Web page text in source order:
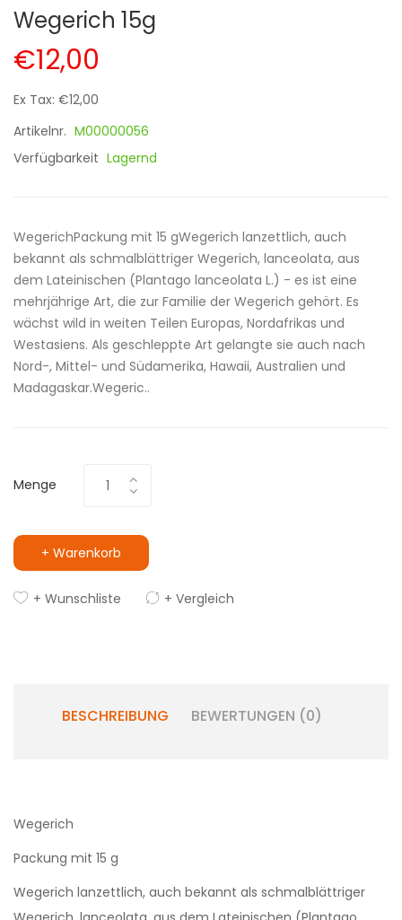
Wegerich 15g
€12,00
Ex Tax: €12,00
Artikelnr. M00000056
Verfügbarkeit Lagernd
WegerichPackung mit 15 gWegerich lanzettlich, auch
bekannt als schmalblättriger Wegerich, lanceolata, aus
dem Lateinischen (Plantago lanceolata L.) - es ist eine
mehrjährige Art, die zur Familie der Wegerich gehört. Es
wächst wild in weiten Teilen Europas, Nordafrikas und
Westasiens. Als geschleppte Art gelangte sie auch nach
Nord-, Mittel- und Südamerika, Hawaii, Australien und
Madagaskar.Wegeric..
Menge
+ Warenkorb
+ Wunschliste + Vergleich
BESCHREIBUNG BEWERTUNGEN (0)
Wegerich
Packung mit 15 g
Wegerich lanzettlich, auch bekannt als schmalblättriger